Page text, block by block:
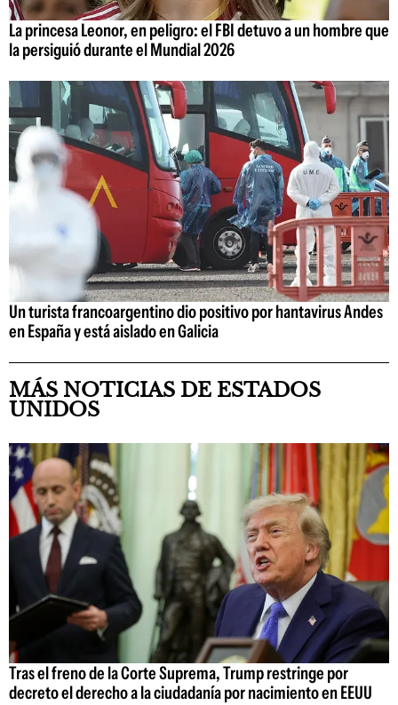
La princesa Leonor, en peligro: el FBI detuvo a un hombre que
la persiguió durante el Mundial 2026
Un turista francoargentino dio positivo por hantavirus Andes
en España y está aislado en Galicia
MÁS NOTICIAS DE ESTADOS
UNIDOS
Tras el freno de la Corte Suprema, Trump restringe por
decreto el derecho a la ciudadanía por nacimiento en EEUU